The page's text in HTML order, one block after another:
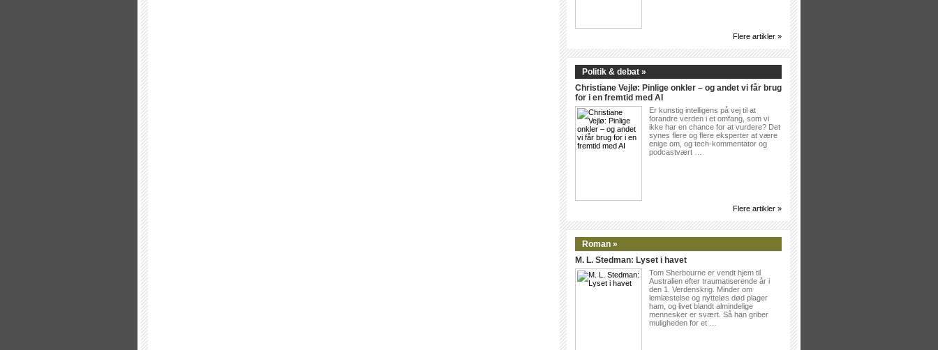
Flere artikler »
Politik & debat »
Christiane Vejlø: Pinlige onkler – og andet vi får brug
for i en fremtid med AI
Er kunstig intelligens på vej til at
forandre verden i et omfang, som vi
ikke har en chance for at vurdere? Det
synes flere og flere eksperter at være
enige om, og tech-kommentator og
podcastvært …
Flere artikler »
Roman »
M. L. Stedman: Lyset i havet
Tom Sherbourne er vendt hjem til
Australien efter traumatiserende år i
den 1. Verdenskrig. Minder om
lemlæstelse og nytteløs død plager
ham, og livet blandt almindelige
mennesker er svært. Så han griber
muligheden for et …